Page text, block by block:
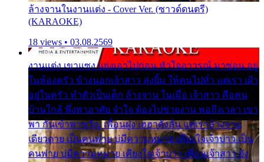
ล้างจานในงานแต่ง - Cover Ver. (ซาวด์ดนตรี)
(KARAOKE)
18 views • 03.08.2569
งานแต่ง เขาแซง แย่งเอาไปก่อน หัวใจอาวรณ์ มาซ่อน อยู่
ในห้องครัว ข้างนอกเจ้าสาว ส่งยิ้ม ให้คนไปทั่ว แต่เรา เฝ้า
อยู่ในครัว ทำตัวเป็นเด็ก ล้างจาน ในเมื่อ เจ้าสาว คือคน
บ้านใกล้ พึ่งพาอาศัย จำใจ ต้องไปช่วยงาน พอถึงเวลา เขา
พา กันเข้าพาขวัญ เพื่อนฝูง เฮฮาดังลั่น แต่เราล้างจาน
เดียวดาย เป็นคนพ่าย บ่มีความหมาย เคียงใจเจ้าบ่าว เป็น
คนพ่าย บ่มีความหมาย เคียงใจเจ้าบ่าว เพื่อนเจ้าสาว ยัง